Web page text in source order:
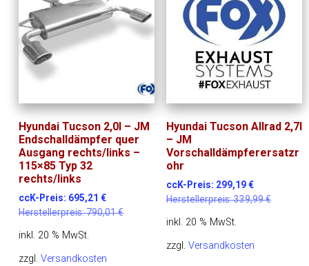
Hyundai Tucson 2,0l – JM
Endschalldämpfer quer
Ausgang rechts/links –
115×85 Typ 32
rechts/links
ccK-Preis: 695,21€
Herstellerpreis:790,01€
inkl. 20 % MwSt.
zzgl.Versandkosten
Hyundai Tucson Allrad 2,7l
– JM
Vorschalldämpferersatzr
ohr
ccK-Preis: 299,19€
Herstellerpreis:339,99€
inkl. 20 % MwSt.
zzgl. Versandkosten